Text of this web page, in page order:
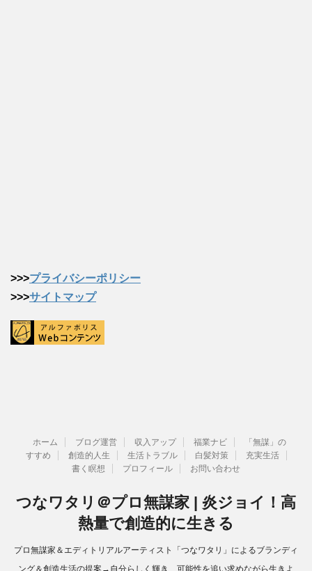
>>>プライバシーポリシー
>>>サイトマップ
ホーム ブログ運営 収入アップ 福業ナビ
「無謀」の
すすめ
創造的人生 生活トラブル 白髪対策
充実生活
書く瞑想
プロフィール お問い合わせ
つなワタリ＠プロ無謀家 | 炎ジョイ！高
熱量で創造的に生きる
プロ無謀家＆エディトリアルアーティスト「つなワタリ」によるブランディ
ング＆創造生活の提案→自分らしく輝き、可能性を追い求めながら生きよ